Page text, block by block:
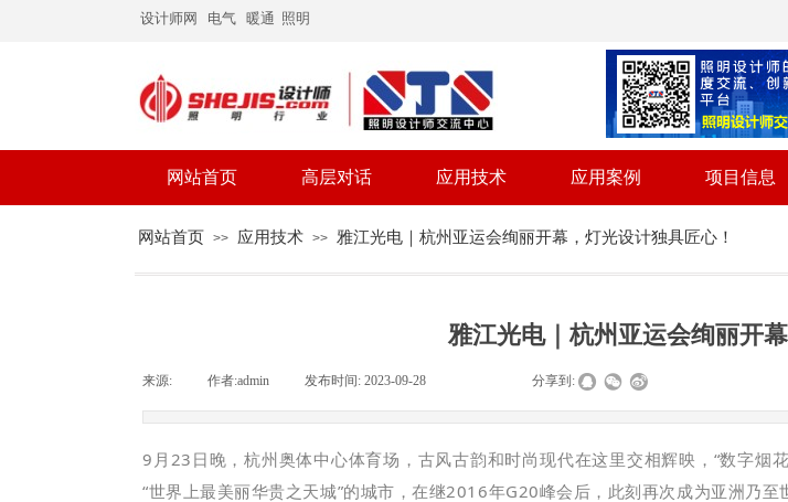
设计师网 电气 暖通 照明
网站首页 高层对话 应用技术 应用案例 项目信息
网站首页 >> 应用技术 >> 雅江光电｜杭州亚运会绚丽开幕，灯光设计独具匠心！
雅江光电｜杭州亚运会绚丽开
来源: 作者:admin 发布时间: 2023-09-28 分享到:
9月23日晚，杭州奥体中心体育场，古风古韵和时尚现代在这里交相辉映，“数字烟
“世界上最美丽华贵之天城”的城市，在继2016年G20峰会后，此刻再次成为亚洲乃至